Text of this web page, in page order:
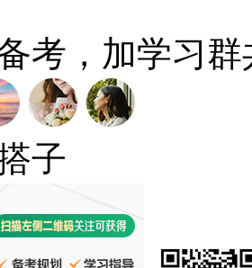
考，加学习
子